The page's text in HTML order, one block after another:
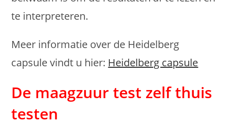
te interpreteren.
Meer informatie over de Heidelberg
capsule vindt u hier: Heidelberg capsule
De maagzuur test zelf thuis
testen